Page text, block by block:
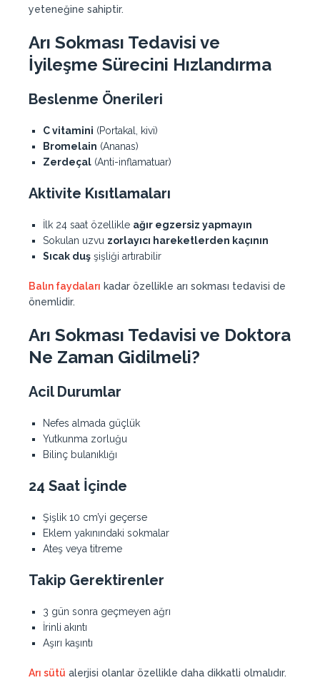
yeteneğine sahiptir.
Arı Sokması Tedavisi ve
İyileşme Sürecini Hızlandırma
Beslenme Önerileri
C vitamini (Portakal, kivi)
Bromelain (Ananas)
Zerdeçal (Anti-inflamatuar)
Aktivite Kısıtlamaları
İlk 24 saat özellikle ağır egzersiz yapmayın
Sokulan uzvu zorlayıcı hareketlerden kaçının
Sıcak duş şişliği artırabilir
Balın faydaları kadar özellikle arı sokması tedavisi de
önemlidir.
Arı Sokması Tedavisi ve Doktora
Ne Zaman Gidilmeli?
Acil Durumlar
Nefes almada güçlük
Yutkunma zorluğu
Bilinç bulanıklığı
24 Saat İçinde
Şişlik 10 cm’yi geçerse
Eklem yakınındaki sokmalar
Ateş veya titreme
Takip Gerektirenler
3 gün sonra geçmeyen ağrı
İrinli akıntı
Aşırı kaşıntı
Arı sütü alerjisi olanlar özellikle daha dikkatli olmalıdır.